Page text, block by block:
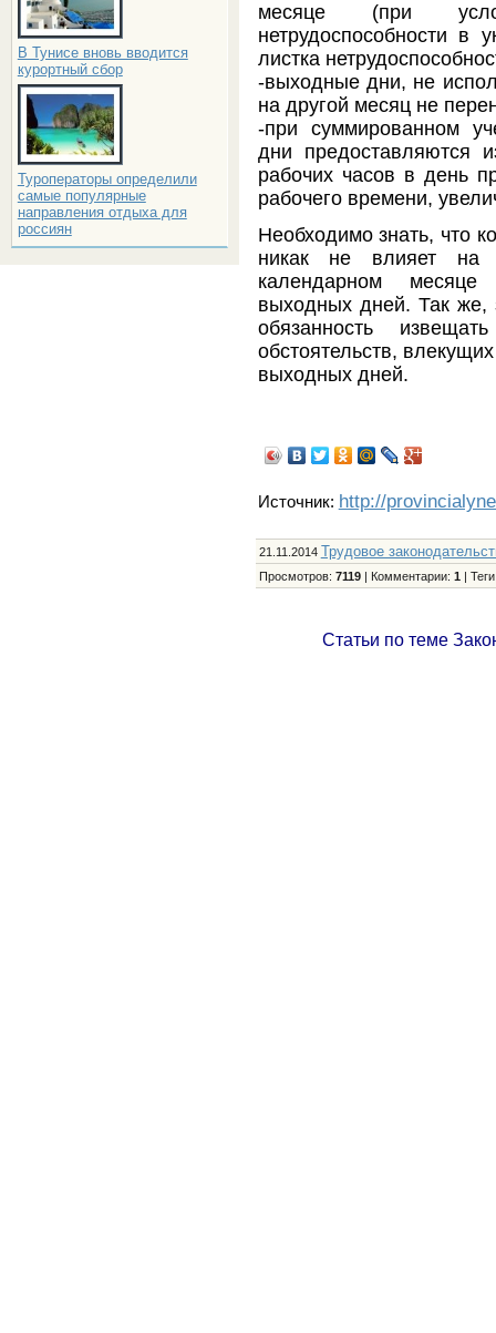
В Тунисе вновь вводится
курортный сбор
Туроператоры определили
самые популярные
направления отдыха для
россиян
месяце (при
нетрудоспособности в
листка
-выходные дни, не
на другой месяц не
-при суммированном
дни предоставляются
рабочих часов в день
рабочего времени,
Необходимо знать, что
никак не влияет на
календарном месяце
выходных дней. Так же,
обязанность
обстоятельств,
выходных дней.
Источник: http://
21.11.2014 Трудовое
Просмотров: 7119| Комментарии: 1| Теги
Статьи по теме